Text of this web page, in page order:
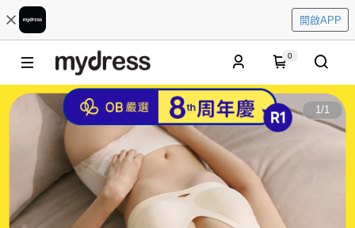
開啟APP
0
1/1